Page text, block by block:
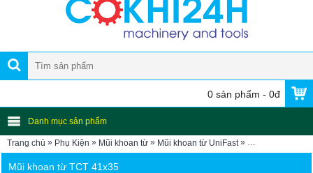
0 sản phẩm - 0đ
Danh mục sản phẩm
Trang chủ » Phụ Kiện » Mũi khoan từ » Mũi khoan từ UniFast » Mũi khoan từ
Mũi khoan từ TCT 41x35